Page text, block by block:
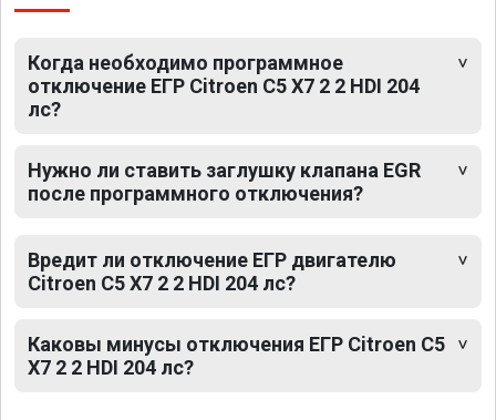
Когда необходимо программное
отключение ЕГР Citroen C5 X7 2 2 HDI 204
лс?
Нужно ли ставить заглушку клапана EGR
после программного отключения?
Вредит ли отключение ЕГР двигателю
Citroen C5 X7 2 2 HDI 204 лс?
Каковы минусы отключения ЕГР Citroen C5
X7 2 2 HDI 204 лс?